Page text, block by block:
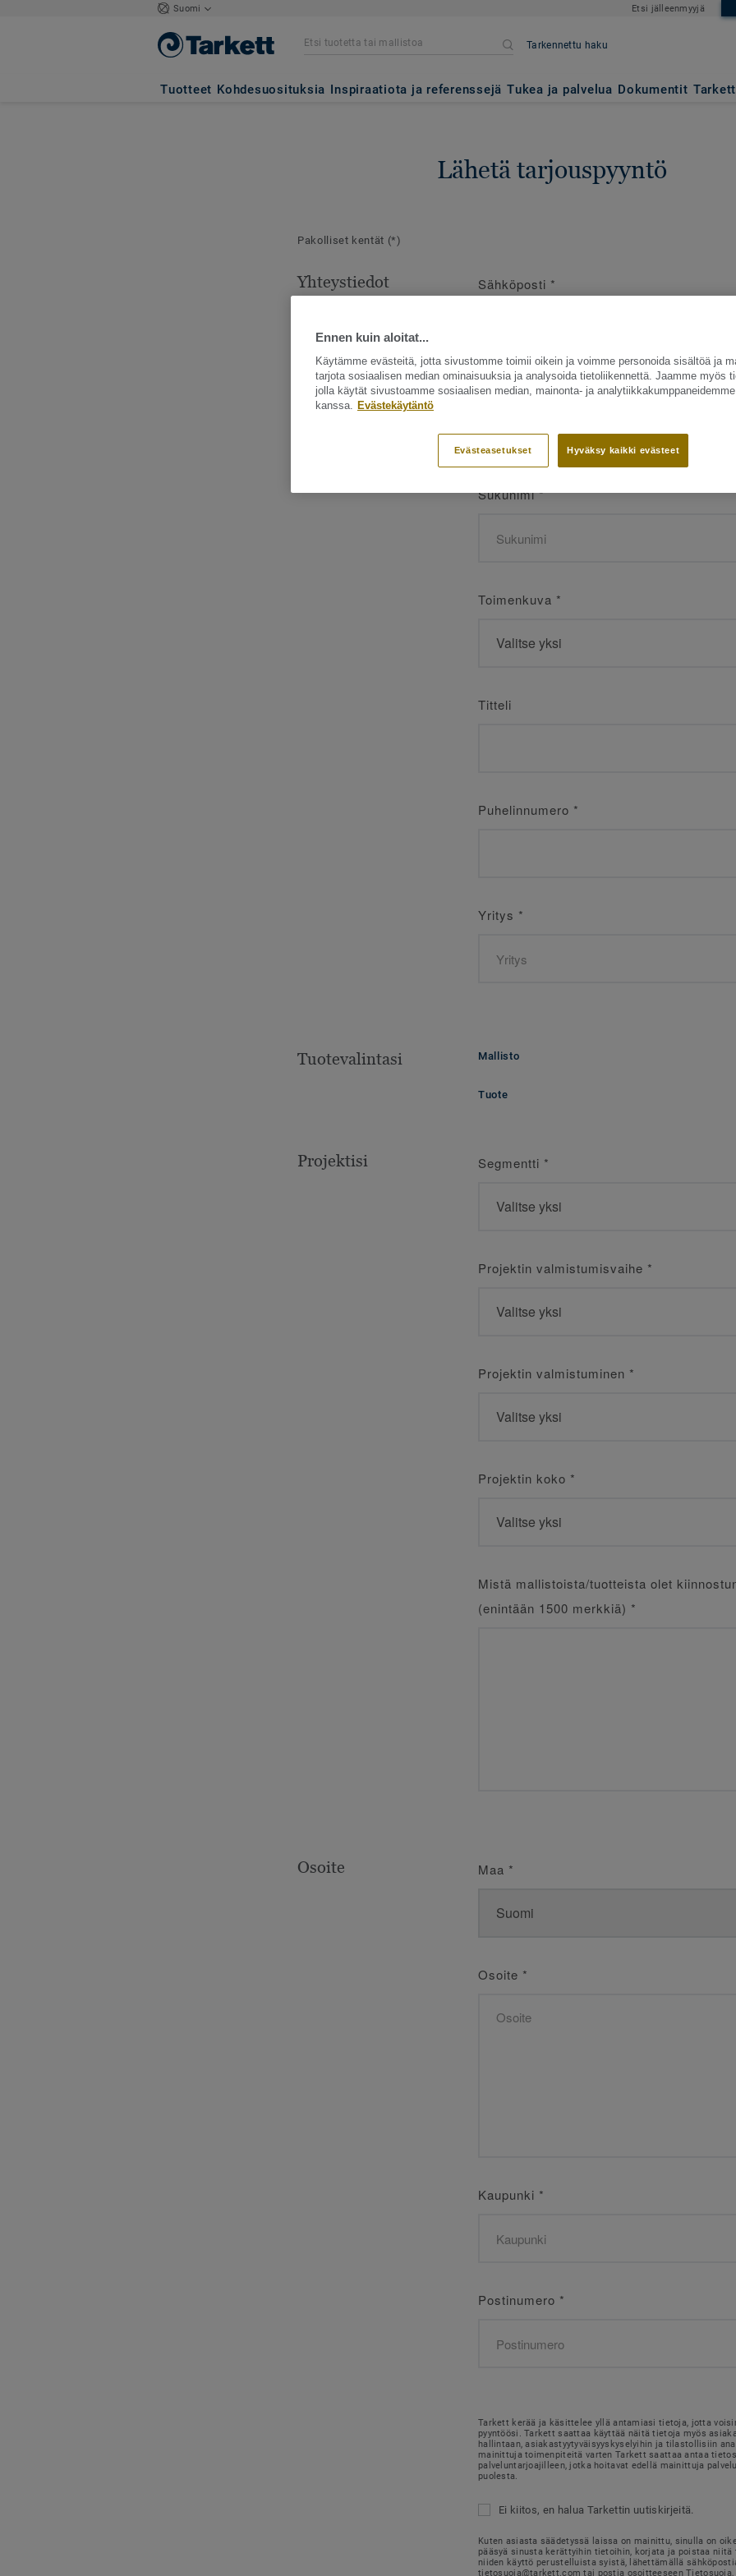
Suomi Etsi jälleenmyyjä
Tarkennettu haku
Tuotteet Kohdesuosituksia Inspiraatiota ja referenssejä Tukea ja palvelua Dokumentit
Lähetä tarjouspyyntö
Pakolliset kentät (*)
Yhteystiedot Sähköposti *
Etunimi*
Sukunimi*
Toimenkuva *
Titteli
Puhelinnumero *
Yritys *
Tuotevalintasi Mallisto
Tuote
Projektisi Segmentti *
Projektin valmistumisvaihe *
Projektin valmistuminen *
Projektin koko *
Mistä mallistoista/tuotteista olet
(enintään 1500 merkkiä) *
Osoite Maa *
Osoite *
Kaupunki *
Postinumero *
Tarkett kerää ja käsittelee yllä antamiasi tietoja, jotta
pyyntöösi. Tarkett saattaa käyttää näitä tietoja myös
hallintaan, asiakastyytyväisyyskyselyihin ja tilastollisiin
mainittuja toimenpiteitä varten Tarkett saattaa antaa
palveluntarjoajilleen, jotka hoitavat edellä mainittuja
puolesta.
Ei kiitos, en halua Tarkettin uutiskirjeitä.
Kuten asiasta säädetyssä laissa on mainittu, sinulla on
pääsyä sinusta kerättyihin tietoihin, korjata ja poistaa niitä
niiden käyttö perustelluista syistä, lähettämällä
tietosuoja@tarkett.com tai postia osoitteeseen Tietosuoja,
Ennen kuin aloitat...
Käytämme evästeitä, jotta sivustomme toimii oikein ja voimme personoida sisältöä ja
tarjota sosiaalisen median ominaisuuksia ja analysoida tietoliikennettä. Jaamme myös
jolla käytät sivustoamme sosiaalisen median, mainonta- ja analytiikkakumppaneidemme
kanssa. Evästekäytäntö
Hyväksy kaikki evästeet
Evästeasetukset